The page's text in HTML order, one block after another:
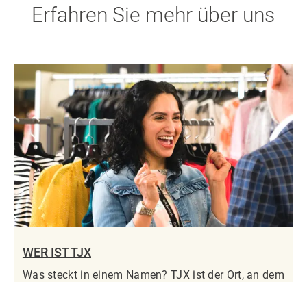
Erfahren Sie mehr über uns
WER IST TJX
Was steckt in einem Namen? TJX ist der Ort, an dem